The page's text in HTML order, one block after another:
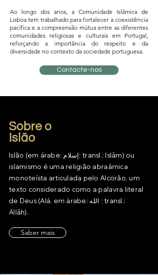
Ao longo dos anos, a Comunidade Islâmica de
Lisboa tem trabalhado para fortalecer a coexistência
pacífica e a compreensão mútua entre as diferentes
comunidades religiosas e culturais em Portugal,
reforçando a importância do respeito e da
diversidade no contexto da sociedade portuguesa.
Contacte-nos
Sobre o
Islão
Islão (em árabe: إسلام; transl.: Islām) ou
islamismo é uma religião abraâmica
monoteísta articulada pelo Alcorão, um
texto considerado como a palavra literal
de Deus (Alá, em árabe: الله ; transl.:
Allāh).
Saber mais